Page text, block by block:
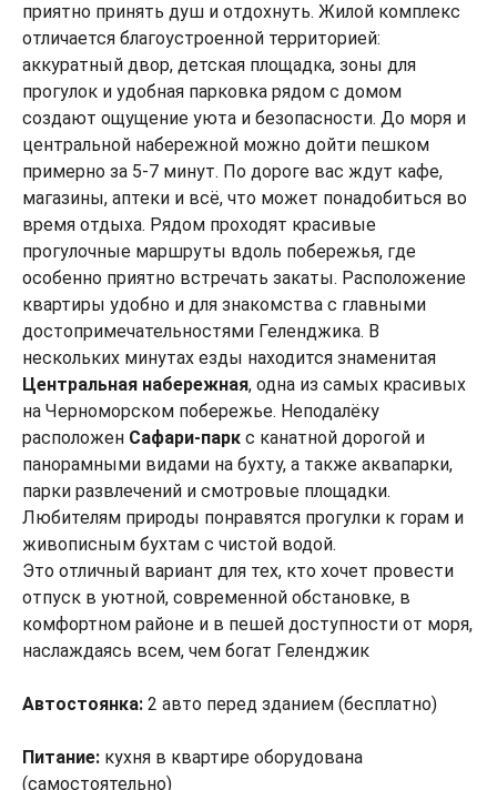
приятно принять душ и отдохнуть. Жилой комплекс
отличается благоустроенной территорией:
аккуратный двор, детская площадка, зоны для
прогулок и удобная парковка рядом с домом
создают ощущение уюта и безопасности. До моря и
центральной набережной можно дойти пешком
примерно за 5-7 минут. По дороге вас ждут кафе,
магазины, аптеки и всё, что может понадобиться во
время отдыха. Рядом проходят красивые
прогулочные маршруты вдоль побережья, где
особенно приятно встречать закаты. Расположение
квартиры удобно и для знакомства с главными
достопримечательностями Геленджика. В
нескольких минутах езды находится знаменитая
Центральная набережная, одна из самых красивых
на Черноморском побережье. Неподалёку
расположен Сафари-парк с канатной дорогой и
панорамными видами на бухту, а также аквапарки,
парки развлечений и смотровые площадки.
Любителям природы понравятся прогулки к горам и
живописным бухтам с чистой водой.
Это отличный вариант для тех, кто хочет провести
отпуск в уютной, современной обстановке, в
комфортном районе и в пешей доступности от моря,
наслаждаясь всем, чем богат Геленджик
Автостоянка: 2 авто перед зданием (бесплатно)
Питание: кухня в квартире оборудована
(самостоятельно)